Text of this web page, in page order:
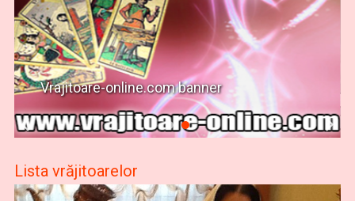
Vrajitoare-online.com banner
Lista vrăjitoarelor